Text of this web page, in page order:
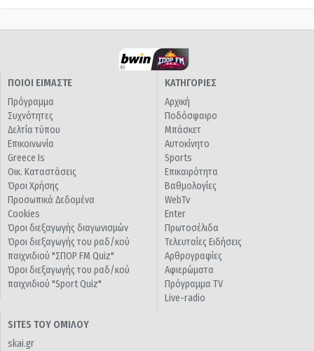
ΠΟΙΟΙ ΕΙΜΑΣΤΕ
Πρόγραμμα
Συχνότητες
Δελτία τύπου
Επικοινωνία
Greece Is
Οικ. Καταστάσεις
Όροι Χρήσης
Προσωπικά Δεδομένα
Cookies
Όροι διεξαγωγής διαγωνισμών
Όροι διεξαγωγής του ραδ/κού
παιχνιδιού "ΣΠΟΡ FM Quiz"
Όροι διεξαγωγής του ραδ/κού
παιχνιδιού "Sport Quiz"
ΚΑΤΗΓΟΡΙΕΣ
Αρχική
Ποδόσφαιρο
Μπάσκετ
Αυτοκίνητο
Sports
Επικαιρότητα
Βαθμολογίες
WebTv
Enter
Πρωτοσέλιδα
Τελευταίες Ειδήσεις
Αρθρογραφίες
Αφιερώματα
Πρόγραμμα TV
Live-radio
SITES ΤΟΥ ΟΜΙΛΟΥ
skai.gr